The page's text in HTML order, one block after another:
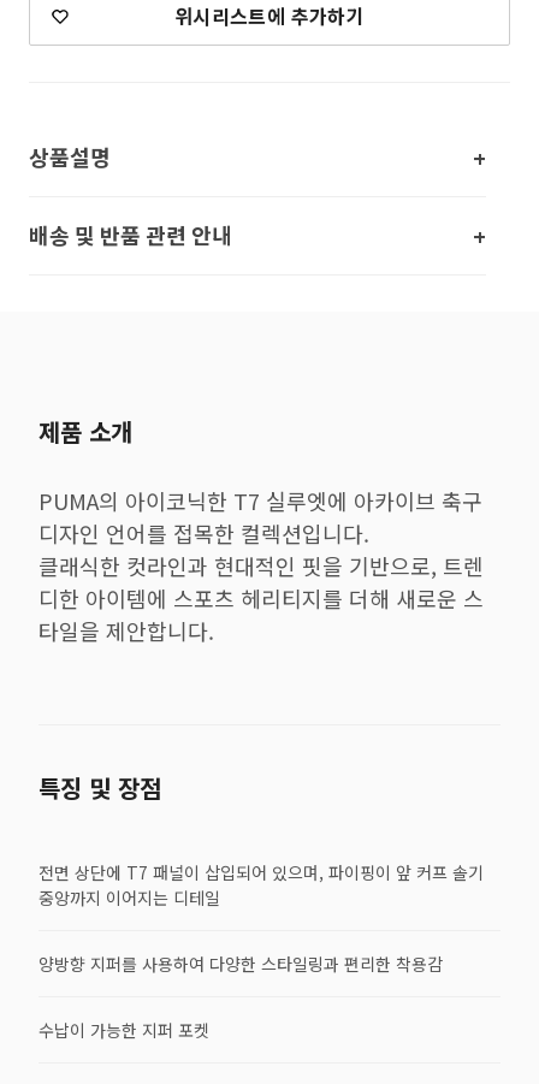
위시리스트에 추가하기
상품설명
배송 및 반품 관련 안내
제품 소개
PUMA의 아이코닉한 T7 실루엣에 아카이브 축구
디자인 언어를 접목한 컬렉션입니다.
클래식한 컷라인과 현대적인 핏을 기반으로, 트렌
디한 아이템에 스포츠 헤리티지를 더해 새로운 스
타일을 제안합니다.
특징 및 장점
전면 상단에 T7 패널이 삽입되어 있으며, 파이핑이 앞 커프 솔기
중앙까지 이어지는 디테일
양방향 지퍼를 사용하여 다양한 스타일링과 편리한 착용감
수납이 가능한 지퍼 포켓